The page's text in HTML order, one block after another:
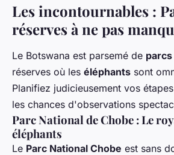
Les incontournables :
réserves à ne pas
Le Botswana est parsemé de
réserves où les éléphants sont
Planifiez judicieusement vos
les chances d'observations
Parc National de Chobe : Le
éléphants
Le Parc National Chobe est sans